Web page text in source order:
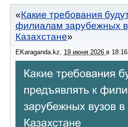
Какие требования
филиалам зарубежных
Казахстане
EKaraganda.kz, 19 июня 2026 в 18:16